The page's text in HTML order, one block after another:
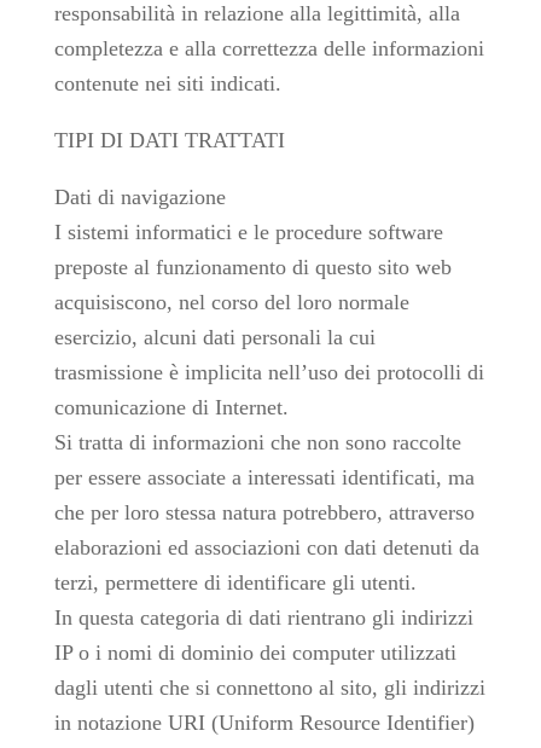
responsabilità in relazione alla legittimità, alla
completezza e alla correttezza delle informazioni
contenute nei siti indicati.
TIPI DI DATI TRATTATI
Dati di navigazione
I sistemi informatici e le procedure software
preposte al funzionamento di questo sito web
acquisiscono, nel corso del loro normale
esercizio, alcuni dati personali la cui
trasmissione è implicita nell’uso dei protocolli di
comunicazione di Internet.
Si tratta di informazioni che non sono raccolte
per essere associate a interessati identificati, ma
che per loro stessa natura potrebbero, attraverso
elaborazioni ed associazioni con dati detenuti da
terzi, permettere di identificare gli utenti.
In questa categoria di dati rientrano gli indirizzi
IP o i nomi di dominio dei computer utilizzati
dagli utenti che si connettono al sito, gli indirizzi
in notazione URI (Uniform Resource Identifier)